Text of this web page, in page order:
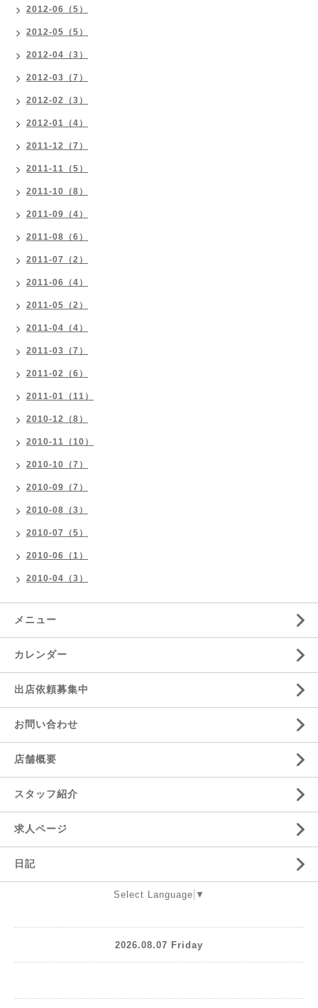
2012-06（5）
2012-05（5）
2012-04（3）
2012-03（7）
2012-02（3）
2012-01（4）
2011-12（7）
2011-11（5）
2011-10（8）
2011-09（4）
2011-08（6）
2011-07（2）
2011-06（4）
2011-05（2）
2011-04（4）
2011-03（7）
2011-02（6）
2011-01（11）
2010-12（8）
2010-11（10）
2010-10（7）
2010-09（7）
2010-08（3）
2010-07（5）
2010-06（1）
2010-04（3）
メニュー
カレンダー
出店依頼募集中
お問い合わせ
店舗概要
スタッフ紹介
求人ページ
日記
Select Language ▼
2026.08.07 Friday